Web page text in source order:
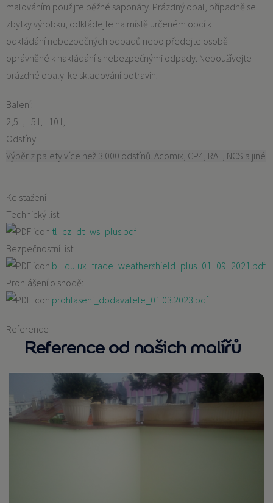
malováním použijte běžné saponáty. Prázdný obal, případně se
zbytky výrobku, odkládejte na místě určeném obcí k
odkládání nebezpečných odpadů nebo předejte osobě
oprávněné k nakládání s nebezpečnými odpady. Nepoužívejte
prázdné obaly ke skladování potravin.
Balení:
2,5 l
5 l
10 l
Odstíny:
Výběr z palety více než 3 000 odstínů. Acomix, CP4, RAL, NCS a jiné
Ke stažení
Technický list:
tl_cz_dt_ws_plus.pdf
Bezpečnostní list:
bl_dulux_trade_weathershield_plus_01_09_2021.pdf
Prohlášení o shodě:
prohlaseni_dodavatele_01.03.2023.pdf
Reference
Reference od našich malířů